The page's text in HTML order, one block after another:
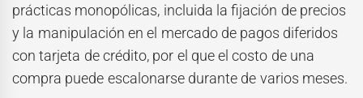
prácticas monopólicas, incluida la fijación de precios
y la manipulación en el mercado de pagos diferidos
con tarjeta de crédito, por el que el costo de una
compra puede escalonarse durante de varios meses.